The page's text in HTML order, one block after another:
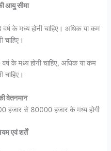
आयु सीमा
के मध्य होनी चाहिए। अधिक या कम
चाहिए।
के मध्य होनी चाहिए, अधिक या कम
चाहिए।
वेतनमान
हजार से 80000 हजार के मध्य होगी
एवं शर्तें